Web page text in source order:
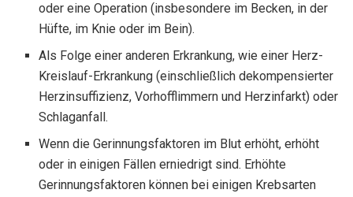
oder eine Operation (insbesondere im Becken, in der
Hüfte, im Knie oder im Bein).
Als Folge einer anderen Erkrankung, wie einer Herz-
Kreislauf-Erkrankung (einschließlich dekompensierter
Herzinsuffizienz, Vorhofflimmern und Herzinfarkt) oder
Schlaganfall.
Wenn die Gerinnungsfaktoren im Blut erhöht, erhöht
oder in einigen Fällen erniedrigt sind. Erhöhte
Gerinnungsfaktoren können bei einigen Krebsarten